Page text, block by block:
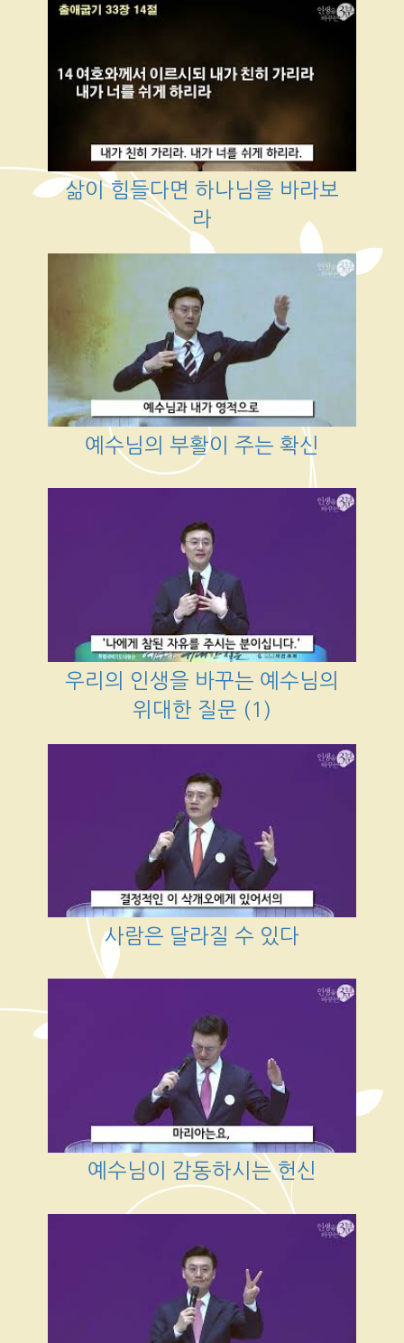
삶이 힘들다면 하나님을 바라보
라
예수님의 부활이 주는 확신
우리의 인생을 바꾸는 예수님의
위대한 질문 (1)
사람은 달라질 수 있다
예수님이 감동하시는 헌신